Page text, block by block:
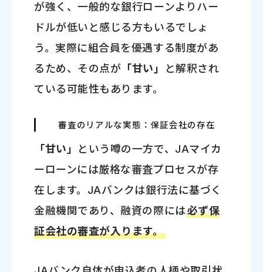
が強く、一般的な銀行ローンよりハー
ドルが低いと感じる方もいるでしょ
う。実際に組合員を優遇する制度があ
るため、その点が 「甘い」
と解釈され
ている可能性もあります。
審査のリアルな実態：保証会社の存在
「甘い」
という噂の一方で、JAマイカ
ーローンには厳格な審査プロセスが存
在します。JAバンクは銀行法に基づく
金融機関であり、融資の際には必ず保
証会社の審査が入ります。